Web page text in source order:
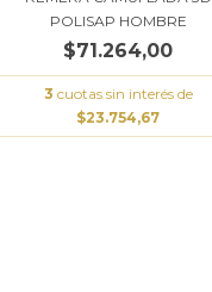
POLISAP HOMBRE
$71.264,00
3 cuotas sin interés de
$23.754,67